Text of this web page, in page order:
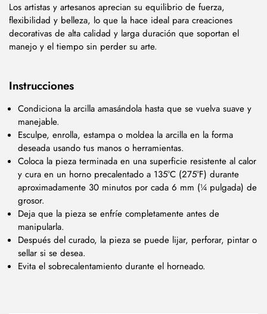
Los artistas y artesanos aprecian su equilibrio de fuerza,
flexibilidad y belleza, lo que la hace ideal para creaciones
decorativas de alta calidad y larga duración que soportan el
manejo y el tiempo sin perder su arte.
Instrucciones
Condiciona la arcilla amasándola hasta que se vuelva suave y
manejable.
Esculpe, enrolla, estampa o moldea la arcilla en la forma
deseada usando tus manos o herramientas.
Coloca la pieza terminada en una superficie resistente al calor
y cura en un horno precalentado a 135°C (275°F) durante
aproximadamente 30 minutos por cada 6 mm (¼ pulgada) de
grosor.
Deja que la pieza se enfríe completamente antes de
manipularla.
Después del curado, la pieza se puede lijar, perforar, pintar o
sellar si se desea.
Evita el sobrecalentamiento durante el horneado.